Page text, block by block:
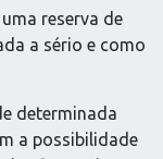
reserva de
a sério e como
determinada
a possibilidade